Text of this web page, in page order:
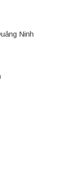
Ninh